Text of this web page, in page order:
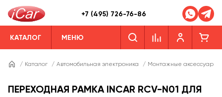
+7 (495) 726-76-86
КАТАЛОГ МЕНЮ
/ Каталог / Автомобильная электроника / Монтажные аксессуары
ПЕРЕХОДНАЯ РАМКА INCAR RCV-N01 ДЛЯ